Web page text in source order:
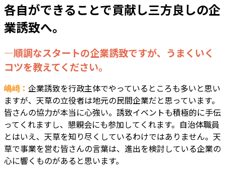
各自ができることで貢献し三方良しの企
業誘致へ。
―順調なスタートの企業誘致ですが、うまくいく
コツを教えてください。
嶋﨑： 企業誘致を行政主体でやっているところも多いと思い
ますが、天草の立役者は地元の民間企業だと思っています。
皆さんの協力が本当に心強い。誘致イベントも積極的に手伝
ってくれますし、懇親会にも参加してくれます。自治体職員
とはいえ、天草を知り尽くしているわけではありません。天
草で事業を営む皆さんの言葉は、進出を検討している企業の
心に響くものがあると思います。